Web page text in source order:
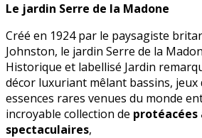
Le jardin Serre de la Madone
Créé en 1924 par le paysagiste
Johnston, le jardin Serre de la
Historique et labellisé Jardin
décor luxuriant mêlant bassins, jeux
essences rares venues du monde
incroyable collection de protéacées
spectaculaires,